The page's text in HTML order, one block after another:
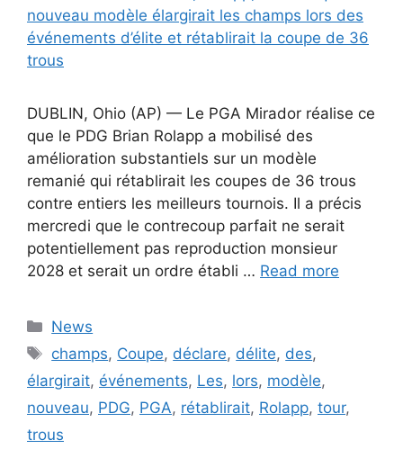
DUBLIN, Ohio (AP) — Le PGA Mirador réalise ce
que le PDG Brian Rolapp a mobilisé des
amélioration substantiels sur un modèle
remanié qui rétablirait les coupes de 36 trous
contre entiers les meilleurs tournois. Il a précis
mercredi que le contrecoup parfait ne serait
potentiellement pas reproduction monsieur
2028 et serait un ordre établi … Read more
Categories
News
Tags
champs, Coupe, déclare, délite, des,
élargirait, événements, Les, lors, modèle,
nouveau, PDG, PGA, rétablirait, Rolapp, tour,
trous